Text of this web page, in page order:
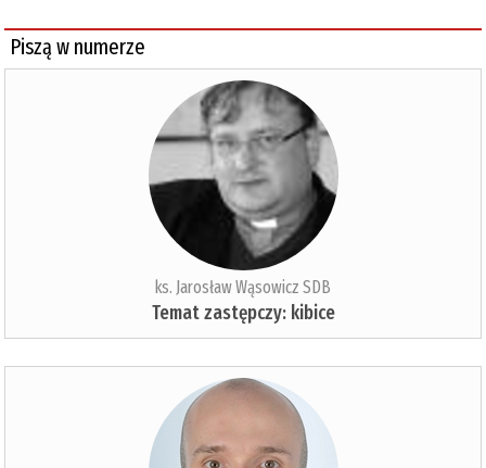
Piszą w numerze
ks. Jarosław Wąsowicz SDB
Temat zastępczy: kibice